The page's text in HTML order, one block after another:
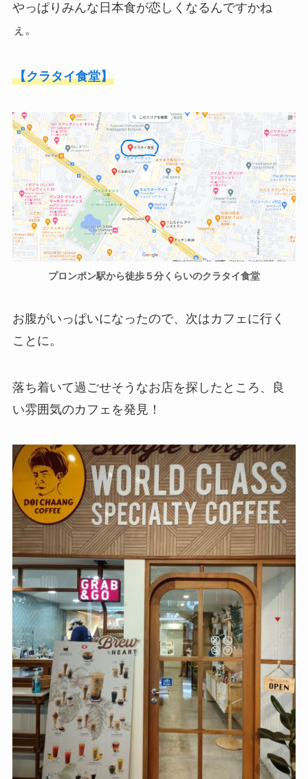
やっぱりみんな日本食が恋しくなるんですかね
ぇ。
【クラタイ食堂】
プロンポン駅から徒歩５分くらいのクラタイ食堂
お腹がいっぱいになったので、次はカフェに行く
ことに。
落ち着いて過ごせそうなお店を探したところ、良
い雰囲気のカフェを発見！